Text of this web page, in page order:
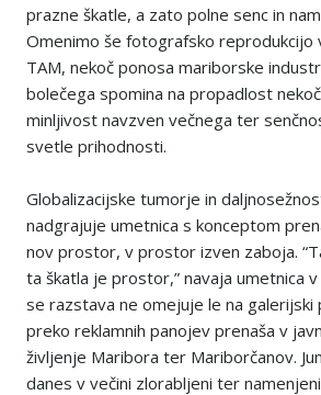
prazne škatle, a zato polne senc in
Omenimo še fotografsko reprodukcijo
TAM, nekoč ponosa mariborske
bolečega spomina na propadlost
minljivost navzven večnega ter
svetle prihodnosti.
Globalizacijske tumorje in
nadgrajuje umetnica s konceptom
nov prostor, v prostor izven zaboja.
ta škatla je prostor,” navaja umetnica
se razstava ne omejuje le na
preko reklamnih panojev prenaša v
življenje Maribora ter Mariborčanov.
danes v večini zlorabljeni ter